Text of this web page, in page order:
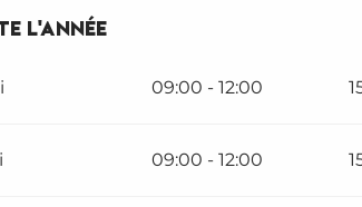
l'année
l'année
09:00 - 12:00
09:00 - 12:00